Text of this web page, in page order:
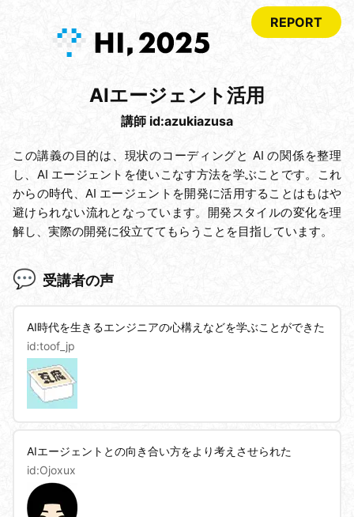
REPORT
AIエージェント活用
講師 id:azukiazusa
この講義の目的は、現状のコーディングと AI の関係を整理
し、AI エージェントを使いこなす方法を学ぶことです。これ
からの時代、AI エージェントを開発に活用することはもはや
避けられない流れとなっています。開発スタイルの変化を理
解し、実際の開発に役立ててもらうことを目指しています。
受講者の声
AI時代を生きるエンジニアの心構えなどを学ぶことができた
id:toof_jp
AIエージェントとの向き合い方をより考えさせられた
id:Ojoxux